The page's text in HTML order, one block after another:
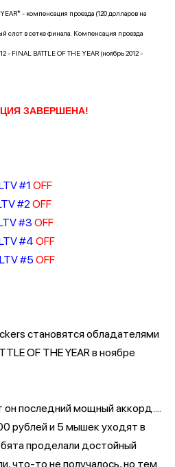
- компенсация проезда (120 долларов на
слот в сетке финала. Компенсация проезда
- FINAL BATTLE OF THE YEAR (ноябрь 2012 -
ЗАВЕРШЕНА!
#1 OFF
#2 OFF
#3 OFF
#4 OFF
#5 OFF
становятся обладателями
OF THE YEAR в ноябре
он последний мощный аккорд....
рублей и 5 мышек уходят в
проделали достойный
что-то не получалось, но тем